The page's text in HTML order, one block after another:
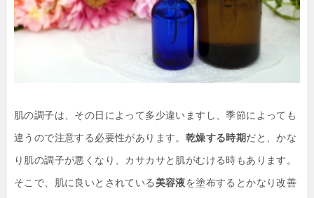
肌の調子は、その日によって多少違いますし、季節によっても
違うので注意する必要性があります。 乾燥する時期だと、かな
り肌の調子が悪くなり、カサカサと肌がむける時もあります。
そこで、肌に良いとされている美容液を塗布するとかなり改善